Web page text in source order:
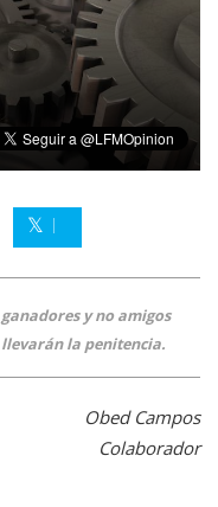
y no amigos
la penitencia.
Obed Campos
Colaborador